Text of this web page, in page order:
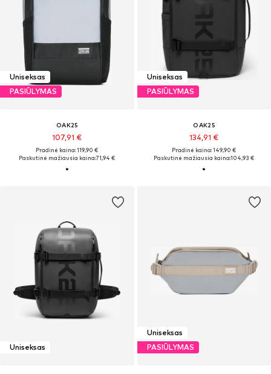
Uniseksas
PASIŪLYMAS
OAK25
107,91 €
Pradinė kaina: 119,90 €
Paskutinė mažiausia kaina:71,94 €
Uniseksas
PASIŪLYMAS
OAK25
134,91 €
Pradinė kaina: 149,90 €
Paskutinė mažiausia kaina:104,93 €
Uniseksas
Uniseksas
PASIŪLYMAS